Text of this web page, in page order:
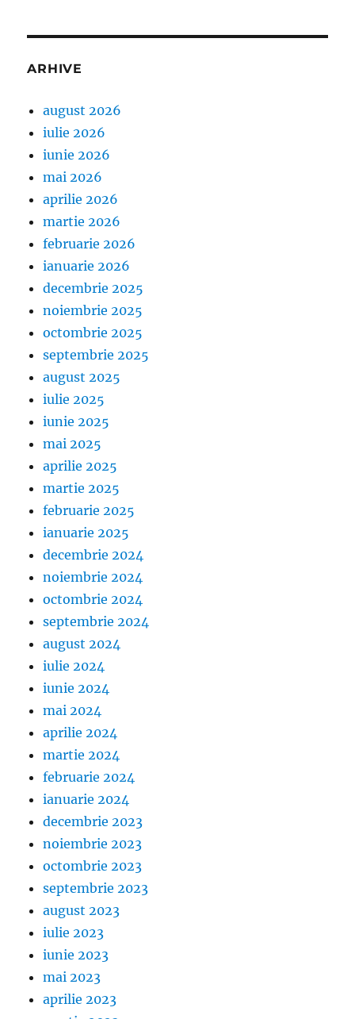
ARHIVE
august 2026
iulie 2026
iunie 2026
mai 2026
aprilie 2026
martie 2026
februarie 2026
ianuarie 2026
decembrie 2025
noiembrie 2025
octombrie 2025
septembrie 2025
august 2025
iulie 2025
iunie 2025
mai 2025
aprilie 2025
martie 2025
februarie 2025
ianuarie 2025
decembrie 2024
noiembrie 2024
octombrie 2024
septembrie 2024
august 2024
iulie 2024
iunie 2024
mai 2024
aprilie 2024
martie 2024
februarie 2024
ianuarie 2024
decembrie 2023
noiembrie 2023
octombrie 2023
septembrie 2023
august 2023
iulie 2023
iunie 2023
mai 2023
aprilie 2023